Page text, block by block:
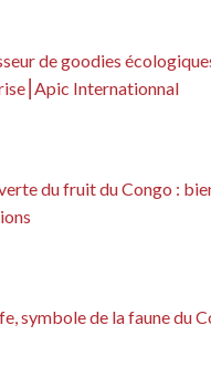
de goodies
Internationnal
du fruit du Congo :
symbole de la faune du